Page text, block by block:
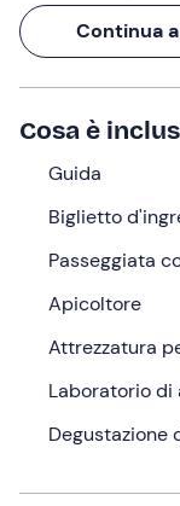
naturale di
ti trasmetterà
esperienza di
modi: con una
L'appuntamento
ritrovo a
ci accompagnerà
Una volta
comincerà con una
dell'alpaca: che
approcciarlo. Ci
portarli fuori in
Continua
Cosa è
Guida
Biglietto
Passeggiata
Apicoltore
Attrezzatura
Laboratorio di
Degustazione